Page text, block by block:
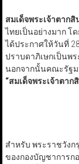
สมเด็จพระเจ้าตาก
ไทยเป็นอย่างมาก โ
ได้ประกาศให้วันที่
ปราบดาภิเษกเป็นพ
นอกจากนั้นคณะรัฐ
“สมเด็จพระเจ้าตาก
สำหรับ พระราชวังก
ของกองบัญชาการก